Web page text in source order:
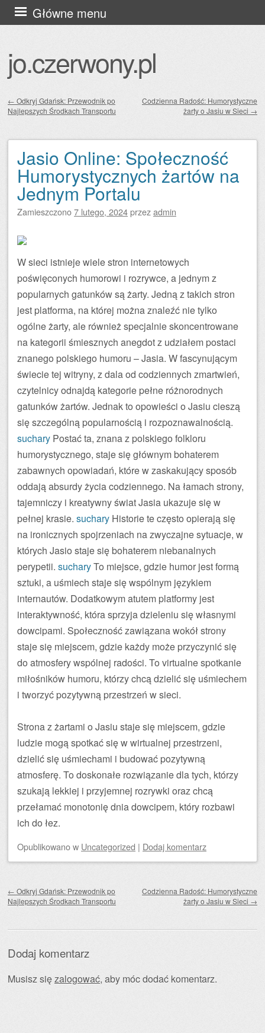
jo.czerwony.pl
Główne menu
Przejdź
do
Zobacz wpisy
← Odkryj Gdańsk: Przewodnik po
Najlepszych Środkach Transportu
Codzienna Radość: Humorystyczne
żarty o Jasiu w Sieci →
Jasio Online: Społeczność
Humorystycznych żartów na
Jednym Portalu
Zamieszczono7 lutego, 2024przezadmin
W sieci istnieje wiele stron internetowych
poświęconych humorowi i rozrywce, a jednym z
popularnych gatunków są żarty. Jedną z takich stron
jest platforma, na której można znaleźć nie tylko
ogólne żarty, ale również specjalnie skoncentrowane
na kategorii śmiesznych anegdot z udziałem postaci
znanego polskiego humoru – Jasia. W fascynującym
świecie tej witryny, z dala od codziennych zmartwień,
czytelnicy odnajdą kategorie pełne różnorodnych
gatunków żartów. Jednak to opowieści o Jasiu cieszą
się szczególną popularnością i rozpoznawalnością.
suchary Postać ta, znana z polskiego folkloru
humorystycznego, staje się głównym bohaterem
zabawnych opowiadań, które w zaskakujący sposób
oddają absurdy życia codziennego. Na łamach strony,
tajemniczy i kreatywny świat Jasia ukazuje się w
pełnej krasie. suchary Historie te często opierają się
na ironicznych spojrzeniach na zwyczajne sytuacje, w
których Jasio staje się bohaterem niebanalnych
perypetii. sucharyTo miejsce, gdzie humor jest formą
sztuki, a uśmiech staje się wspólnym językiem
internautów. Dodatkowym atutem platformy jest
interaktywność, która sprzyja dzieleniu się własnymi
dowcipami. Społeczność zawiązana wokół strony
staje się miejscem, gdzie każdy może przyczynić się
do atmosfery wspólnej radości. To virtualne spotkanie
miłośników humoru, którzy chcą dzielić się uśmiechem
i tworzyć pozytywną przestrzeń w sieci.
Strona z żartami o Jasiu staje się miejscem, gdzie
ludzie mogą spotkać się w wirtualnej przestrzeni,
dzielić się uśmiechami i budować pozytywną
atmosferę. To doskonałe rozwiązanie dla tych, którzy
szukają lekkiej i przyjemnej rozrywki oraz chcą
przełamać monotonię dnia dowcipem, który rozbawi
ich do łez.
Opublikowanow Uncategorized | Dodaj komentarz
← Odkryj Gdańsk: Przewodnik po
Najlepszych Środkach Transportu
Codzienna Radość: Humorystyczne
żarty o Jasiu w Sieci →
Dodaj komentarz
Musisz sięzalogować, aby móc dodać komentarz.